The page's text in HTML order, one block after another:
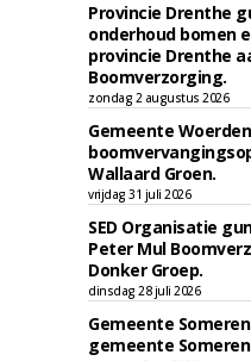
Provincie Drenthe
onderhoud bomen
provincie Drenthe
Boomverzorging.
zondag 2 augustus 2026
Gemeente
Wallaard Groen.
vrijdag 31 juli 2026
SED Organisatie
Peter Mul
Donker Groep.
dinsdag 28 juli 2026
Gemeente
gemeente